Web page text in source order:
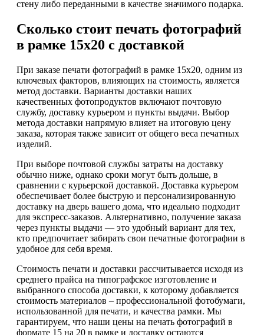
стену либо переданными в качестве значимого подарка.
Сколько стоит печать фотографий
в рамке 15х20 с доставкой
При заказе печати фотографий в рамке 15х20, одним из
ключевых факторов, влияющих на стоимость, является
метод доставки. Варианты доставки наших
качественных фотопродуктов включают почтовую
службу, доставку курьером и пункты выдачи. Выбор
метода доставки напрямую влияет на итоговую цену
заказа, которая также зависит от общего веса печатных
изделий.
При выборе почтовой службы затраты на доставку
обычно ниже, однако сроки могут быть дольше, в
сравнении с курьерской доставкой. Доставка курьером
обеспечивает более быструю и персонализированную
доставку на дверь вашего дома, что идеально подходит
для экспресс-заказов. Альтернативно, получение заказа
через пункты выдачи — это удобный вариант для тех,
кто предпочитает забирать свои печатные фотографии в
удобное для себя время.
Стоимость печати и доставки рассчитывается исходя из
среднего прайса на типографское изготовление и
выбранного способа доставки, к которому добавляется
стоимость материалов – профессиональной фотобумаги,
использованной для печати, и качества рамки. Мы
гарантируем, что наши цены на печать фотографий в
формате 15 на 20 в рамке и доставку остаются